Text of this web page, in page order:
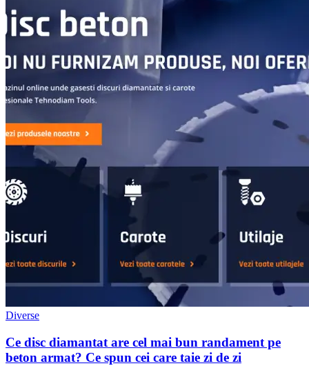
Diverse
Ce disc diamantat are cel mai bun randament pe
beton armat? Ce spun cei care taie zi de zi